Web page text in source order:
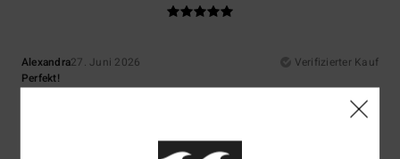
Alexandra27. Juni 2026
Verifizierter Kauf
Perfekt!
: Perfekte Größe